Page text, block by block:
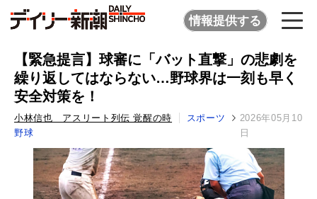
情報提供する
【緊急提言】球審に「バット直撃」の悲劇を
繰り返してはならない…野球界は一刻も早く
安全対策を！
小林信也 アスリート列伝 覚醒の時
スポーツ
野球
2026年05月10
日